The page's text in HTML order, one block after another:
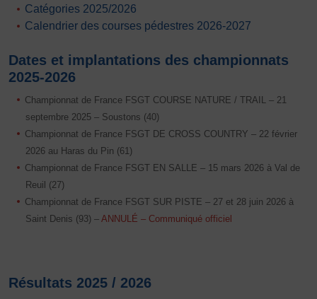
Catégories 2025/2026
Calendrier des courses pédestres 2026-2027
Dates et implantations des championnats
2025-2026
Championnat de France FSGT COURSE NATURE / TRAIL – 21
septembre 2025 – Soustons (40)
Championnat de France FSGT DE CROSS COUNTRY – 22 février
2026 au Haras du Pin (61)
Championnat de France FSGT EN SALLE – 15 mars 2026 à Val de
Reuil (27)
Championnat de France FSGT SUR PISTE – 27 et 28 juin 2026 à
Saint Denis (93) – ANNULÉ – Communiqué officiel
Résultats 2025 / 2026